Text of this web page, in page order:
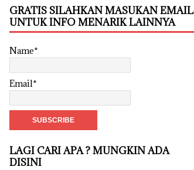
GRATIS SILAHKAN MASUKAN EMAIL
UNTUK INFO MENARIK LAINNYA
Name*
Email*
LAGI CARI APA ? MUNGKIN ADA
DISINI